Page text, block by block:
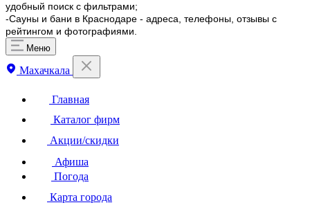
удобный поиск с фильтрами;
-Сауны и бани в Краснодаре - адреса, телефоны, отзывы с
рейтингом и фотографиями.
Меню
Махачкала
Главная
Каталог фирм
Акции/скидки
Афиша
Погода
Карта города